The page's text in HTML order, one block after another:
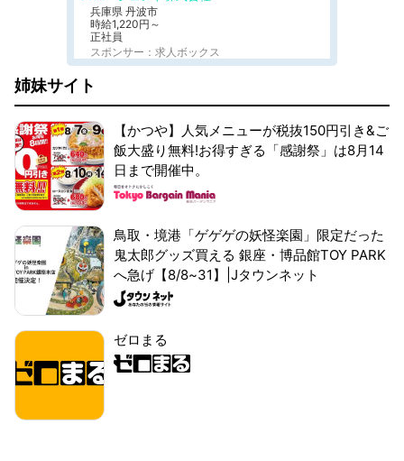
兵庫県 丹波市
時給1,220円～
正社員
スポンサー：求人ボックス
姉妹サイト
【かつや】人気メニューが税抜150円引き&ご
飯大盛り無料!お得すぎる「感謝祭」は8月14
日まで開催中。
鳥取・境港「ゲゲゲの妖怪楽園」限定だった
鬼太郎グッズ買える 銀座・博品館TOY PARK
へ急げ【8/8~31】|Jタウンネット
ゼロまる